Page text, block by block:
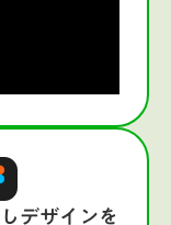
デザインを